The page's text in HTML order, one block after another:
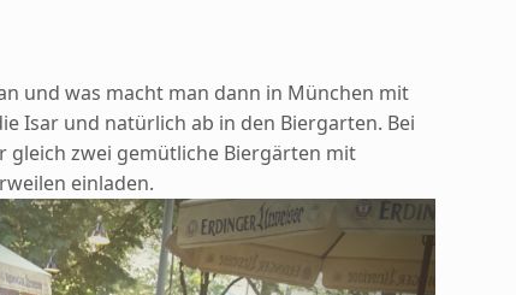
und was macht man dann in München mit
Isar und natürlich ab in den Biergarten. Bei
gleich zwei gemütliche Biergärten mit
einladen.